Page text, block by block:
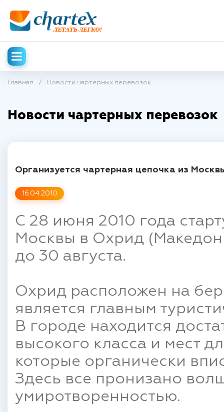
Главная / Новости чартерных перевозок
Новости чартерных перевозок
16.04.2010
Организуется чартерная цепочка из
C 28 июня 2010 года
Москвы в Охрид
до 30 августа.
Охрид расположен на
является главным
В городе находится
высокого класса и мест
которые органически
Здесь все пронизано
умиротворенностью.